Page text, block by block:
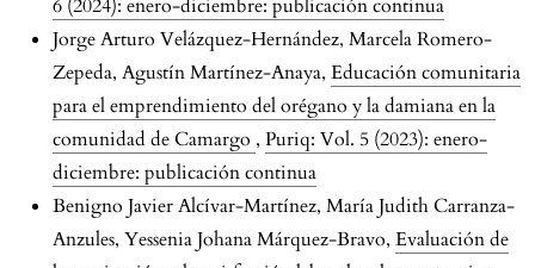
6 (2024): enero-diciembre: publicación continua
Jorge Arturo Velázquez-Hernández, Marcela Romero-
Zepeda, Agustín Martínez-Anaya, Educación comunitaria
para el emprendimiento del orégano y la damiana en la
comunidad de Camargo , Puriq: Vol. 5 (2023): enero-
diciembre: publicación continua
Benigno Javier Alcívar-Martínez, María Judith Carranza-
Anzules, Yessenia Johana Márquez-Bravo, Evaluación de